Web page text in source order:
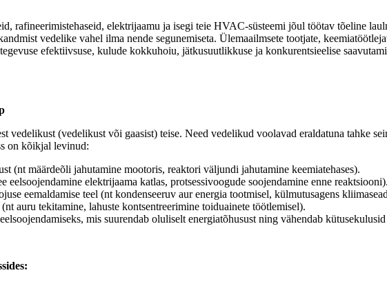
rafineerimistehaseid, elektrijaamu ja isegi teie HVAC-süsteemi jõul töötav tõeline
vedelike vahel ilma nende segunemiseta. Ülemaailmsete tootjate,
efektiivsuse, kulude kokkuhoiu, jätkusuutlikkuse ja konkurentsieelise
vedelikust (vedelikust või gaasist) teise. Need vedelikud voolavad eraldatuna tahke
on kõikjal levinud:
(nt määrdeõli jahutamine mootoris, reaktori väljundi jahutamine keemiatehases).
elektrijaama katlas, protsessivoogude soojendamine enne reaktsiooni).
eemaldamise teel (nt kondenseeruv aur energia tootmisel, külmutusagens
auru tekitamine, lahuste kontsentreerimine toiduainete töötlemisel).
mis suurendab oluliselt energiatõhusust ning vähendab